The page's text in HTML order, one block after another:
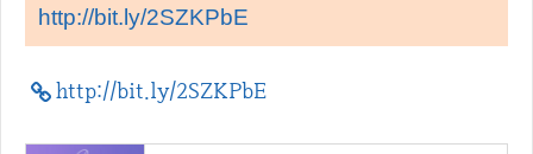
http://bit.ly/2SZKPbE
http://bit.ly/2SZKPbE